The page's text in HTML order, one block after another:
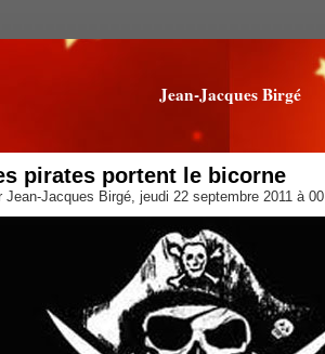
Jean-Jacques Birgé
pirates portent le bicorne
Jean-Jacques Birgé, jeudi 22 septembre 2011 à